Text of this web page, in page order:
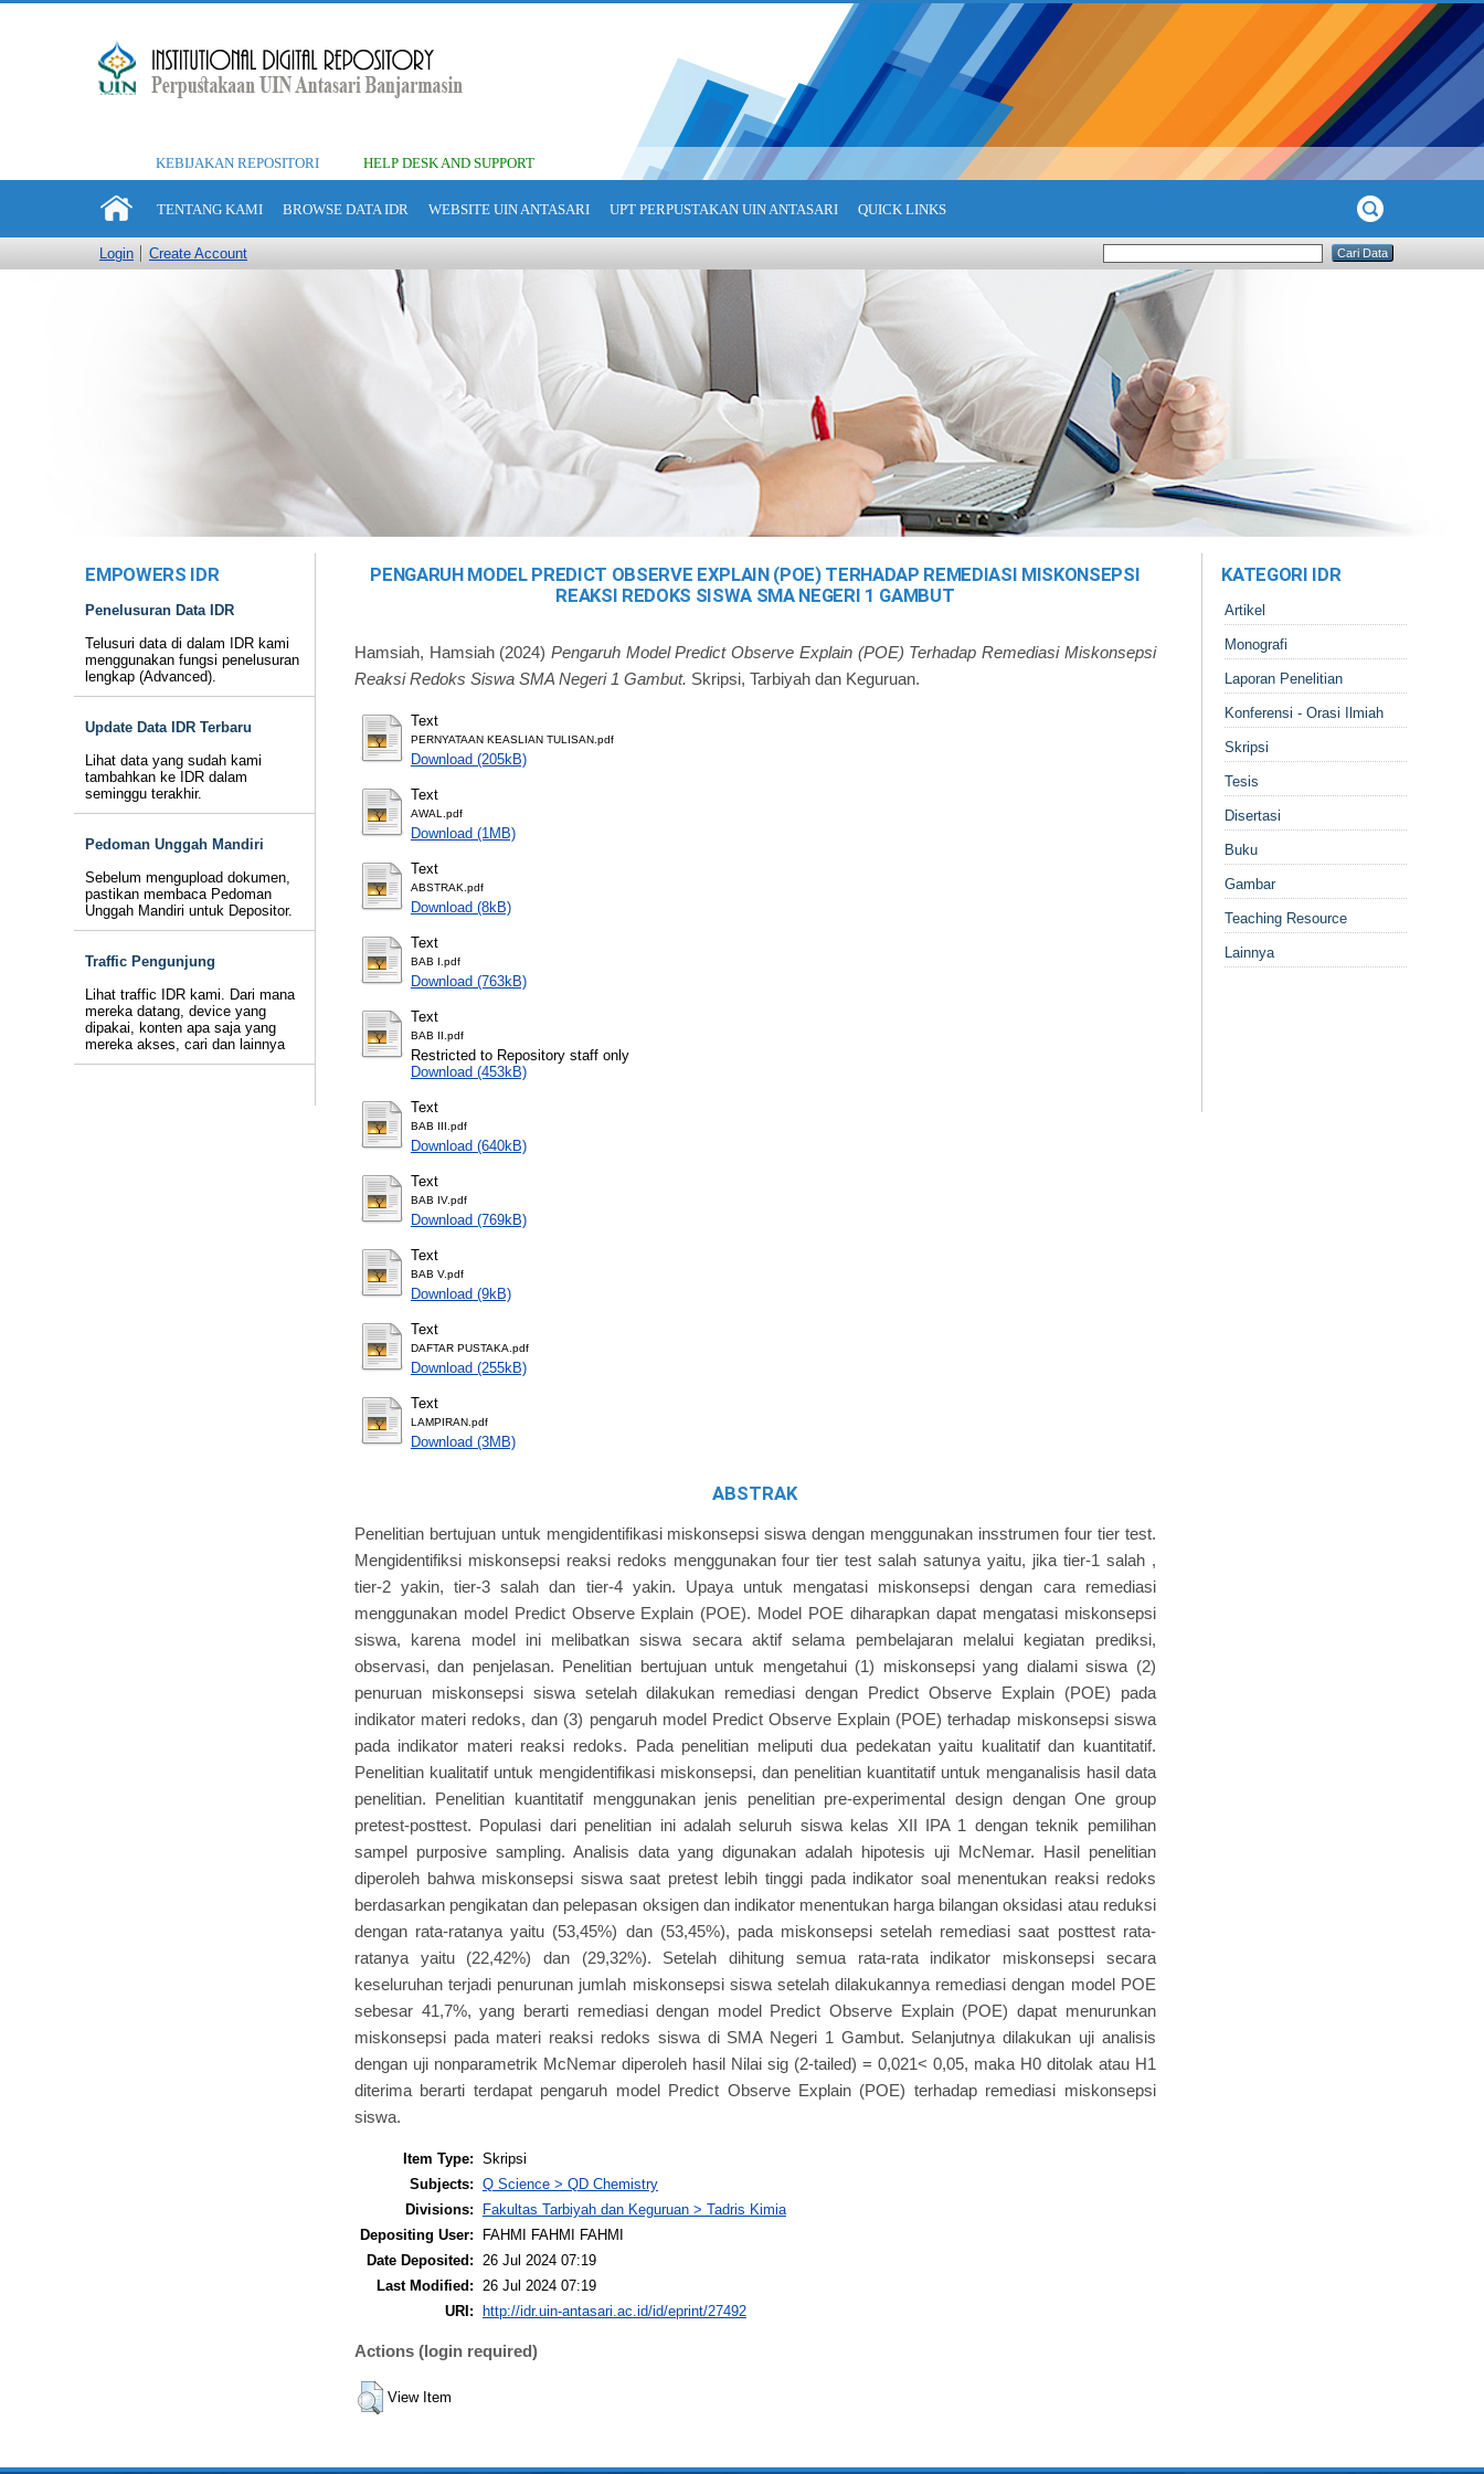
KEBIJAKAN REPOSITORI HELP DESK AND SUPPORT
TENTANG KAMI BROWSE DATA IDR WEBSITE UIN ANTASARI UPT PERPUSTAKAN UIN ANTASARI QUICK LINKS
Login Create Account
EMPOWERS IDR
Penelusuran Data IDR
Telusuri data di dalam IDR kami
menggunakan fungsi penelusuran
lengkap (Advanced).
Update Data IDR Terbaru
Lihat data yang sudah kami
tambahkan ke IDR dalam
seminggu terakhir.
Pedoman Unggah Mandiri
Sebelum mengupload dokumen,
pastikan membaca Pedoman
Unggah Mandiri untuk Depositor.
Traffic Pengunjung
Lihat traffic IDR kami. Dari mana
mereka datang, device yang
dipakai, konten apa saja yang
mereka akses, cari dan lainnya
PENGARUH MODEL PREDICT OBSERVE EXPLAIN (POE) TERHADAP REMEDIASI MISKONSEPSI
REAKSI REDOKS SISWA SMA NEGERI 1 GAMBUT
Hamsiah, Hamsiah(2024)Pengaruh Model Predict Observe Explain (POE) Terhadap Remediasi Miskonsepsi
Reaksi Redoks Siswa SMA Negeri 1 Gambut. Skripsi, Tarbiyah dan Keguruan.
Text
PERNYATAAN KEASLIAN TULISAN.pdf
Download (205kB)
Text
AWAL.pdf
Download (1MB)
Text
ABSTRAK.pdf
Download (8kB)
Text
BAB I.pdf
Download (763kB)
Text
BAB II.pdf
Restricted to Repository staff only
Download (453kB)
Text
BAB III.pdf
Download (640kB)
Text
BAB IV.pdf
Download (769kB)
Text
BAB V.pdf
Download (9kB)
Text
DAFTAR PUSTAKA.pdf
Download (255kB)
Text
LAMPIRAN.pdf
Download (3MB)
ABSTRAK
Penelitian bertujuan untuk mengidentifikasi miskonsepsi siswa dengan menggunakan insstrumen four tier test.
Mengidentifiksi miskonsepsi reaksi redoks menggunakan four tier test salah satunya yaitu, jika tier-1 salah ,
tier-2 yakin, tier-3 salah dan tier-4 yakin. Upaya untuk mengatasi miskonsepsi dengan cara remediasi
menggunakan model Predict Observe Explain (POE). Model POE diharapkan dapat mengatasi miskonsepsi
siswa, karena model ini melibatkan siswa secara aktif selama pembelajaran melalui kegiatan prediksi,
observasi, dan penjelasan. Penelitian bertujuan untuk mengetahui (1) miskonsepsi yang dialami siswa (2)
penuruan miskonsepsi siswa setelah dilakukan remediasi dengan Predict Observe Explain (POE) pada
indikator materi redoks, dan (3) pengaruh model Predict Observe Explain (POE) terhadap miskonsepsi siswa
pada indikator materi reaksi redoks. Pada penelitian meliputi dua pedekatan yaitu kualitatif dan kuantitatif.
Penelitian kualitatif untuk mengidentifikasi miskonsepsi, dan penelitian kuantitatif untuk menganalisis hasil data
penelitian. Penelitian kuantitatif menggunakan jenis penelitian pre-experimental design dengan One group
pretest-posttest. Populasi dari penelitian ini adalah seluruh siswa kelas XII IPA 1 dengan teknik pemilihan
sampel purposive sampling. Analisis data yang digunakan adalah hipotesis uji McNemar. Hasil penelitian
diperoleh bahwa miskonsepsi siswa saat pretest lebih tinggi pada indikator soal menentukan reaksi redoks
berdasarkan pengikatan dan pelepasan oksigen dan indikator menentukan harga bilangan oksidasi atau reduksi
dengan rata-ratanya yaitu (53,45%) dan (53,45%), pada miskonsepsi setelah remediasi saat posttest rata-
ratanya yaitu (22,42%) dan (29,32%). Setelah dihitung semua rata-rata indikator miskonsepsi secara
keseluruhan terjadi penurunan jumlah miskonsepsi siswa setelah dilakukannya remediasi dengan model POE
sebesar 41,7%, yang berarti remediasi dengan model Predict Observe Explain (POE) dapat menurunkan
miskonsepsi pada materi reaksi redoks siswa di SMA Negeri 1 Gambut. Selanjutnya dilakukan uji analisis
dengan uji nonparametrik McNemar diperoleh hasil Nilai sig (2-tailed) = 0,021< 0,05, maka H0 ditolak atau H1
diterima berarti terdapat pengaruh model Predict Observe Explain (POE) terhadap remediasi miskonsepsi
siswa.
Item Type: Skripsi
Subjects: Q Science > QD Chemistry
Divisions:
Fakultas Tarbiyah dan Keguruan > Tadris Kimia
Depositing User:
FAHMI FAHMI FAHMI
Date Deposited:
26 Jul 2024 07:19
Last Modified:
26 Jul 2024 07:19
URI: http://idr.uin-antasari.ac.id/id/eprint/27492
Actions (login required)
View Item
KATEGORI IDR
Artikel
Monografi
Laporan Penelitian
Konferensi - Orasi Ilmiah
Skripsi
Tesis
Disertasi
Buku
Gambar
Teaching Resource
Lainnya